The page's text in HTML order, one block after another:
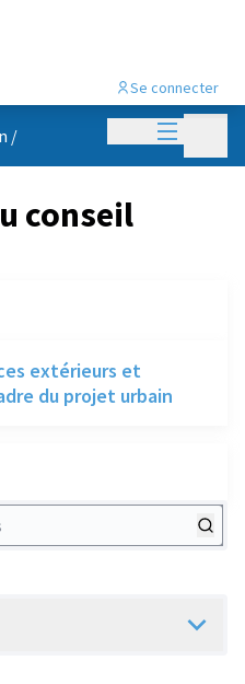
Menu
Se connecter
/
conseil
extérieurs et
du projet urbain